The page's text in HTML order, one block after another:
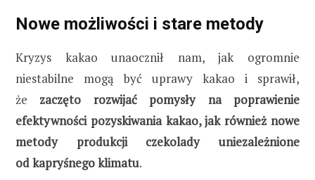
Nowe możliwości i stare metody
Kryzys kakao unaocznił nam, jak ogromnie
niestabilne mogą być uprawy kakao i sprawił,
że zaczęto rozwijać pomysły na poprawienie
efektywności pozyskiwania kakao, jak również nowe
metody produkcji czekolady uniezależnione
od kapryśnego klimatu.